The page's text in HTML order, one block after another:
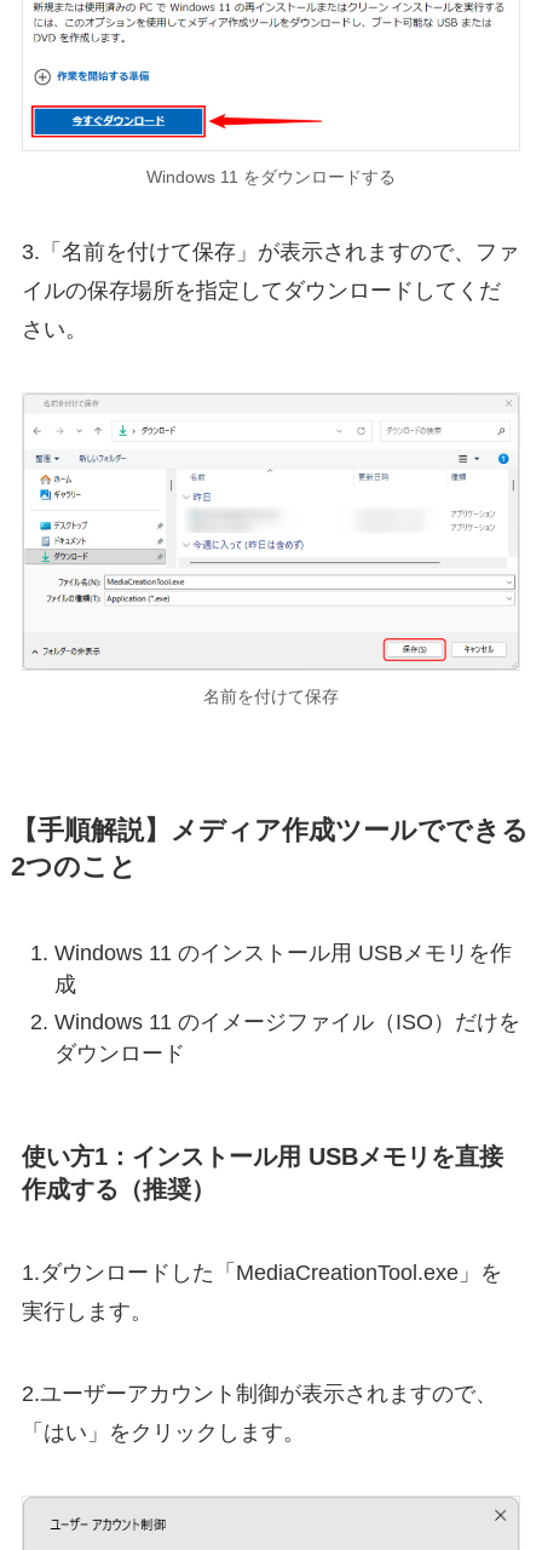
Windows 11 をダウンロードする
3.「名前を付けて保存」が表示されますので、ファ
イルの保存場所を指定してダウンロードしてくだ
さい。
名前を付けて保存
【手順解説】メディア作成ツールでできる
2つのこと
Windows 11 のインストール用 USBメモリを作
成
Windows 11 のイメージファイル（ISO）だけを
ダウンロード
使い方1：インストール用 USBメモリを直接
作成する（推奨）
1.ダウンロードした「MediaCreationTool.exe」を
実行します。
2.ユーザーアカウント制御が表示されますので、
「はい」をクリックします。